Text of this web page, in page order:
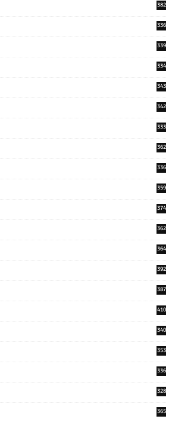
382
336
339
334
343
342
333
362
336
359
374
362
364
392
387
410
340
353
336
328
365